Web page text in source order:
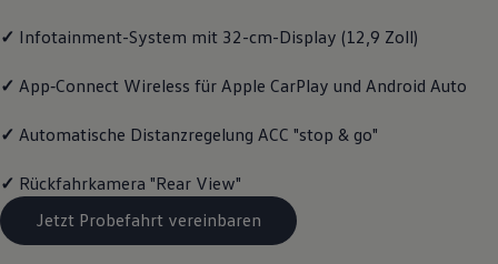
Über Ihr Auto
Vorgängermodelle
Volkswagen Kundenbetreuung
Assistenzsysteme
Live Beratung
Magazin
Lifestyle
Transport
Familie
✓ Infotainment-System mit 32-cm-Display (12,9 Zoll)
✓ App‑Connect Wireless für Apple CarPlay und Android Auto
✓ Automatische Distanzregelung ACC "stop & go"
✓ Rückfahrkamera "Rear View"
Jetzt Probefahrt vereinbaren